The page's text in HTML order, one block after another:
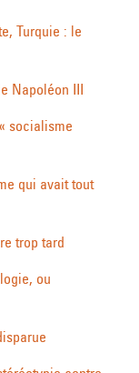
Turquie : le
Napoléon III
socialisme
qui avait tout
trop tard
ou